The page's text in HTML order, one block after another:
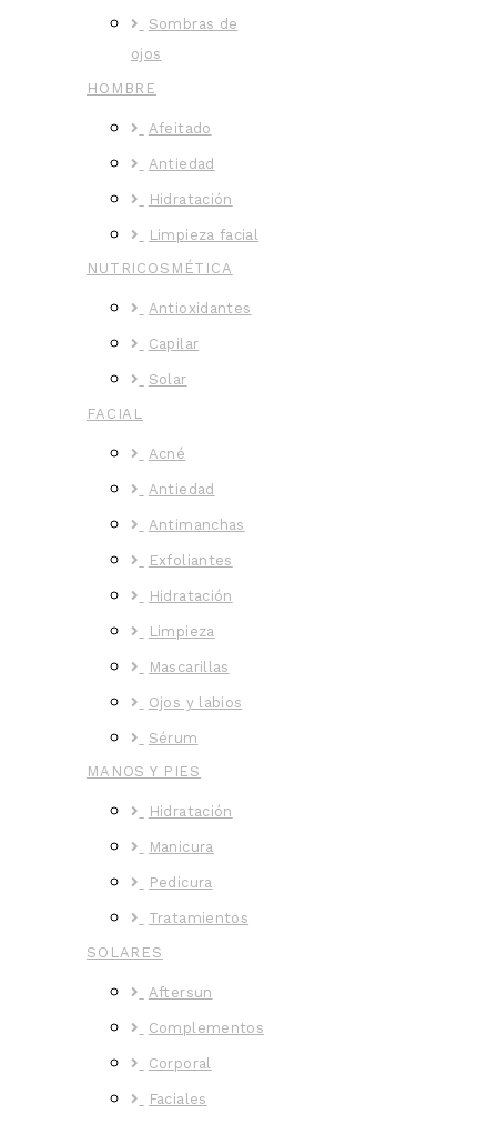
Sombras de
ojos
HOMBRE
Afeitado
Antiedad
Hidratación
Limpieza facial
NUTRICOSMÉTICA
Antioxidantes
Capilar
Solar
FACIAL
Acné
Antiedad
Antimanchas
Exfoliantes
Hidratación
Limpieza
Mascarillas
Ojos y labios
Sérum
MANOS Y PIES
Hidratación
Manicura
Pedicura
Tratamientos
SOLARES
Aftersun
Complementos
Corporal
Faciales